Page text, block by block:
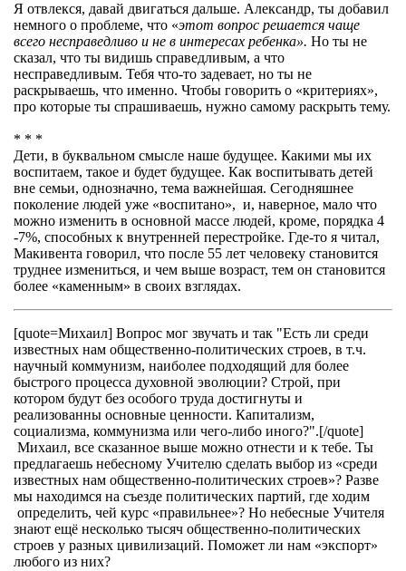
Я отвлекся, давай двигаться дальше. Александр, ты добавил
немного о проблеме, что «этот вопрос решается чаще
всего несправедливо и не в интересах ребенка». Но ты не
сказал, что ты видишь справедливым, а что
несправедливым. Тебя что-то задевает, но ты не
раскрываешь, что именно. Чтобы говорить о «критериях»,
про которые ты спрашиваешь, нужно самому раскрыть тему.
* * *
Дети, в буквальном смысле наше будущее. Какими мы их
воспитаем, такое и будет будущее. Как воспитывать детей
вне семьи, однозначно, тема важнейшая. Сегодняшнее
поколение людей уже «воспитано», и, наверное, мало что
можно изменить в основной массе людей, кроме, порядка 4
-7%, способных к внутренней перестройке. Где-то я читал,
Макивента говорил, что после 55 лет человеку становится
труднее измениться, и чем выше возраст, тем он становится
более «каменным» в своих взглядах.
[quote=Михаил] Вопрос мог звучать и так "Есть ли среди
известных нам общественно-политических строев, в т.ч.
научный коммунизм, наиболее подходящий для более
быстрого процесса духовной эволюции? Строй, при
котором будут без особого труда достигнуты и
реализованны основные ценности. Капитализм,
социализма, коммунизма или чего-либо иного?".[/quote]
Михаил, все сказанное выше можно отнести и к тебе. Ты
предлагаешь небесному Учителю сделать выбор из «среди
известных нам общественно-политических строев»? Разве
мы находимся на съезде политических партий, где ходим
определить, чей курс «правильнее»? Но небесные Учителя
знают ещё несколько тысяч общественно-политических
строев у разных цивилизаций. Поможет ли нам «экспорт»
любого из них?